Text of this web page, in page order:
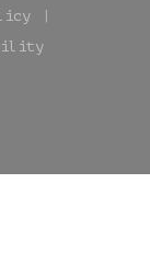
new window))
in a new